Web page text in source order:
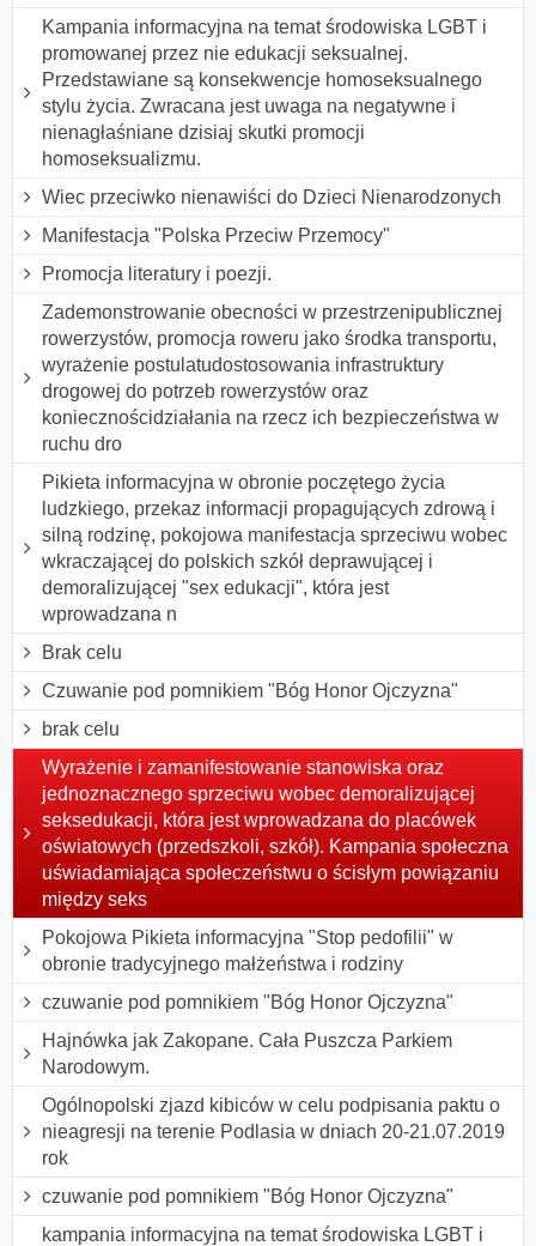
Kampania informacyjna na temat środowiska LGBT i
promowanej przez nie edukacji seksualnej.
Przedstawiane są konsekwencje homoseksualnego
stylu życia. Zwracana jest uwaga na negatywne i
nienagłaśniane dzisiaj skutki promocji
homoseksualizmu.
Wiec przeciwko nienawiści do Dzieci Nienarodzonych
Manifestacja "Polska Przeciw Przemocy"
Promocja literatury i poezji.
Zademonstrowanie obecności w przestrzenipublicznej
rowerzystów, promocja roweru jako środka transportu,
wyrażenie postulatudostosowania infrastruktury
drogowej do potrzeb rowerzystów oraz
koniecznościdziałania na rzecz ich bezpieczeństwa w
ruchu dro
Pikieta informacyjna w obronie poczętego życia
ludzkiego, przekaz informacji propagujących zdrową i
silną rodzinę, pokojowa manifestacja sprzeciwu wobec
wkraczającej do polskich szkół deprawującej i
demoralizującej "sex edukacji", która jest
wprowadzana n
Brak celu
Czuwanie pod pomnikiem "Bóg Honor Ojczyzna"
brak celu
Wyrażenie i zamanifestowanie stanowiska oraz
jednoznacznego sprzeciwu wobec demoralizującej
seksedukacji, która jest wprowadzana do placówek
oświatowych (przedszkoli, szkół). Kampania społeczna
uświadamiająca społeczeństwu o ścisłym powiązaniu
między seks
Pokojowa Pikieta informacyjna "Stop pedofilii" w
obronie tradycyjnego małżeństwa i rodziny
czuwanie pod pomnikiem "Bóg Honor Ojczyzna"
Hajnówka jak Zakopane. Cała Puszcza Parkiem
Narodowym.
Ogólnopolski zjazd kibiców w celu podpisania paktu o
nieagresji na terenie Podlasia w dniach 20-21.07.2019
rok
czuwanie pod pomnikiem "Bóg Honor Ojczyzna"
kampania informacyjna na temat środowiska LGBT i